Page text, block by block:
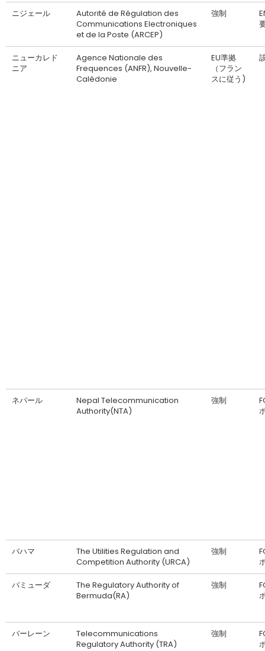
ニジェール
Autorité de Régulation des
Communications Electroniques
et de la Poste (ARCEP)
強制
ニューカレド
ニア
Agence Nationale des
Frequences (ANFR), Nouvelle-
Calédonie
EU準拠
（フラン
スに従う)
ネパール
Nepal Telecommunication
Authority(NTA)
強制
バハマ
The Utilities Regulation and
Competition Authority (URCA)
強制
バミューダ
The Regulatory Authority of
Bermuda(RA)
強制
バーレーン
Telecommunications
Regulatory Authority (TRA)
強制